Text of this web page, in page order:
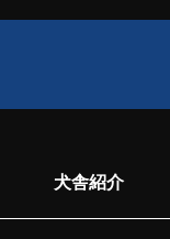
犬舎紹介